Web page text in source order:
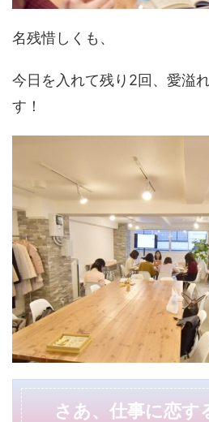
名残惜しくも、
今日を入れて残り2回、愛溢
す！
さあ、仕事に恋す